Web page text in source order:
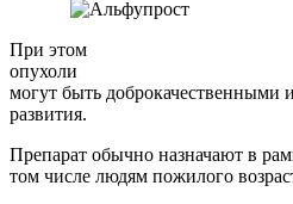
При этом
опухоли
могут быть доброкачественными
развития.
Препарат обычно назначают в
том числе людям пожилого